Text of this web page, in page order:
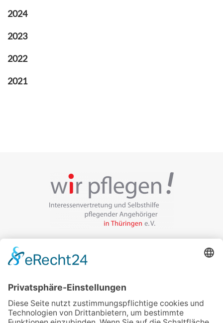
2024
2023
2022
2021
Veranstalter:
wir pflegen in Thüringen e.V.
99085 Erfurt
Email schreiben